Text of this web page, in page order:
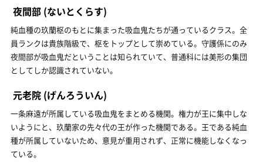
夜間部 (ないとくらす)
純血種の玖蘭枢のもとに集まった吸血鬼たちが通っているクラス。全
員ランクは貴族階級で、枢をトップとして崇めている。守護係にのみ
夜間部が吸血鬼だということは知られていて、普通科には美形の集団
としてしか認識されていない。
元老院 (げんろういん)
一条麻遠が所属している吸血鬼をまとめる機関。権力が王に集中しな
いようにと、玖蘭家の先々代の王が作った機関である。王である純血
種が所属していないため、意見が重用されず、正常に機能しなくなっ
ている。